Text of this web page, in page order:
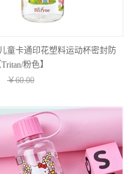
童卡通印花塑料运动杯密封防
粉色】
￥60.00